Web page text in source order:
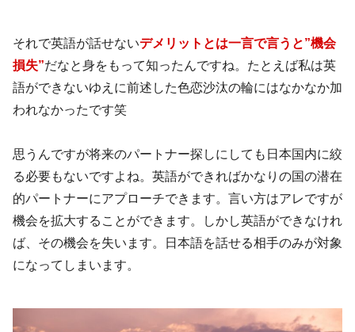
それで英語が話せないデメリットとは一言で言うと”機会
損失”だなと身をもって知ったんですね。たとえば私は英
語ができないゆえに前述した色恋沙汰の輪にはなかなか加
われなかったです笑
思うんですが将来のパートナー探しにしても日本国内に絞
る必要もないですよね。英語ができればかなりの国の潜在
的パートナーにアプローチできます。言い方はアレですが
機会を拡大することができます。しかし英語ができなけれ
ば、その機会を失います。日本語を話せる相手のみが対象
になってしまいます。